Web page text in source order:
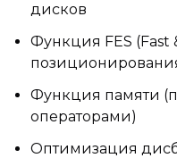
дисков
Функция FES (Fast
Функция памяти
операторами)
Оптимизация